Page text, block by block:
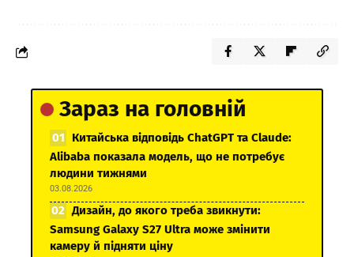
Зараз на головній
Китайська відповідь ChatGPT та Claude:
Alibaba показала модель, що не потребує
людини тижнями
03.08.2026
Дизайн, до якого треба звикнути:
Samsung Galaxy S27 Ultra може змінити
камеру й підняти ціну